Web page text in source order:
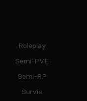
Roleplay
Semi-PVE
Semi-RP
Survie